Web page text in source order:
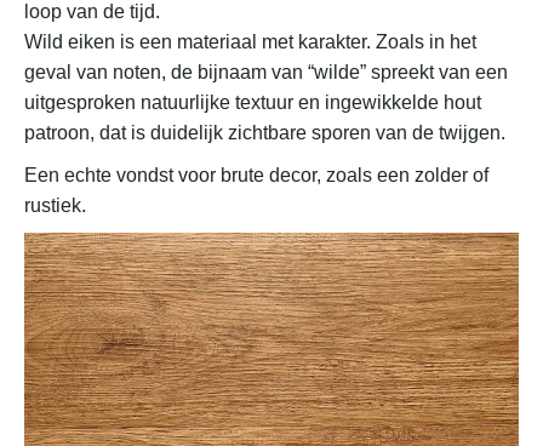
loop van de tijd.
Wild eiken is een materiaal met karakter. Zoals in het
geval van noten, de bijnaam van “wilde” spreekt van een
uitgesproken natuurlijke textuur en ingewikkelde hout
patroon, dat is duidelijk zichtbare sporen van de twijgen.
Een echte vondst voor brute decor, zoals een zolder of
rustiek.